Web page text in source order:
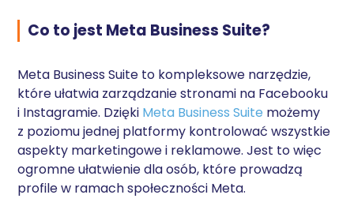
Co to jest Meta Business Suite?
Meta Business Suite to kompleksowe narzędzie,
które ułatwia zarządzanie stronami na Facebooku
i Instagramie. Dzięki Meta Business Suite możemy
z poziomu jednej platformy kontrolować wszystkie
aspekty marketingowe i reklamowe. Jest to więc
ogromne ułatwienie dla osób, które prowadzą
profile w ramach społeczności Meta.